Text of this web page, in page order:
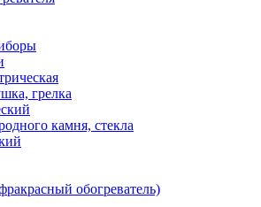
грелка
камня, стекла
обогреватель)